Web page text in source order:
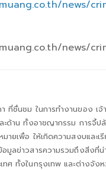
news/
news/
ที่ชื่นชม ในการทำงานของ เจ้
ะด้าน ทั้งอาชญากรรม การจี้ป
ายเพื่อ ให้เกิดความสงบและเ
มูลข่าวสารความรวมถึงสิ่งที่
ทศ ทั้งในกรุงเทพ และต่างจัง